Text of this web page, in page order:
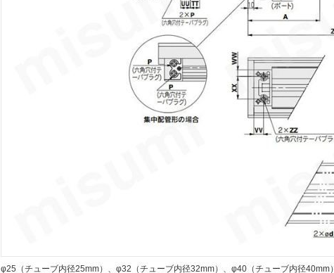
φ25（チューブ内径25mm）、φ32（チューブ内径32mm）、φ40（チューブ内径40mm）